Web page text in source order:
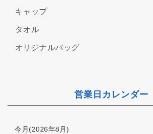
キャップ
タオル
オリジナルバッグ
営業日カレンダー
今月(2026年8月)